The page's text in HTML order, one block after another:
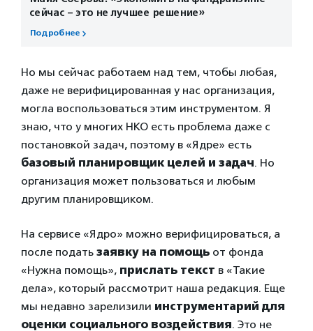
сейчас – это не лучшее решение»
Подробнее
Но мы сейчас работаем над тем, чтобы любая,
даже не верифицированная у нас организация,
могла воспользоваться этим инструментом. Я
знаю, что у многих НКО есть проблема даже с
постановкой задач, поэтому в «Ядре» есть
базовый планировщик целей и задач. Но
организация может пользоваться и любым
другим планировщиком.
На сервисе «Ядро» можно верифицироваться, а
после подать заявку на помощь от фонда
«Нужна помощь», прислать текст в «Такие
дела», который рассмотрит наша редакция. Еще
мы недавно зарелизили инструментарий для
оценки социального воздействия. Это не